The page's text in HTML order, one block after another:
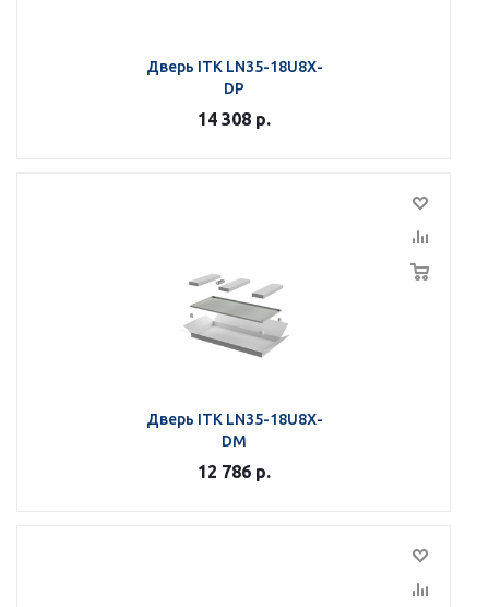
Дверь ITK LN35-18U8X-
DP
14 308 р.
Дверь ITK LN35-18U8X-
DM
12 786 р.